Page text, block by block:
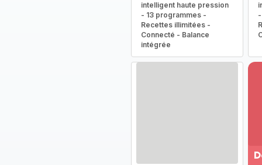
intelligent haute pression
- 13 programmes -
Recettes illimitées -
Connecté - Balance
intégrée